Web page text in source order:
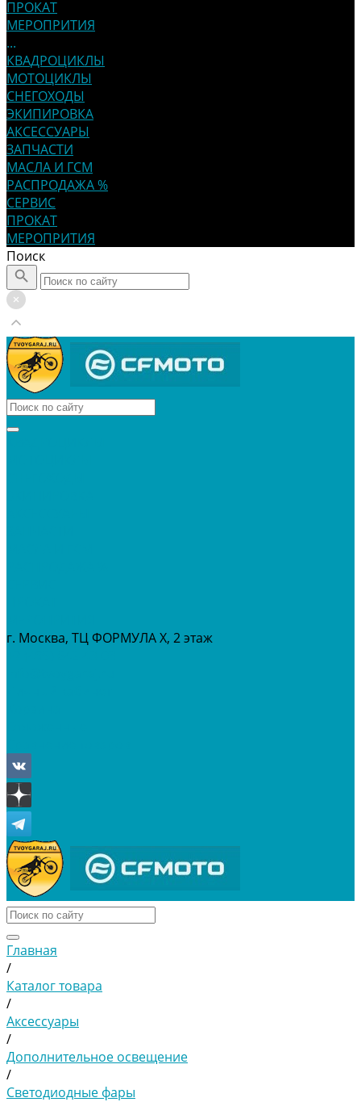
ПРОКАТ
МЕРОПРИТИЯ
...
КВАДРОЦИКЛЫ
МОТОЦИКЛЫ
СНЕГОХОДЫ
ЭКИПИРОВКА
АКСЕССУАРЫ
ЗАПЧАСТИ
МАСЛА И ГСМ
РАСПРОДАЖА %
СЕРВИС
ПРОКАТ
МЕРОПРИТИЯ
Поиск
г. Москва, ТЦ ФОРМУЛА Х, 2 этаж
Главная
/
Каталог товара
/
Аксессуары
/
Дополнительное освещение
/
Светодиодные фары